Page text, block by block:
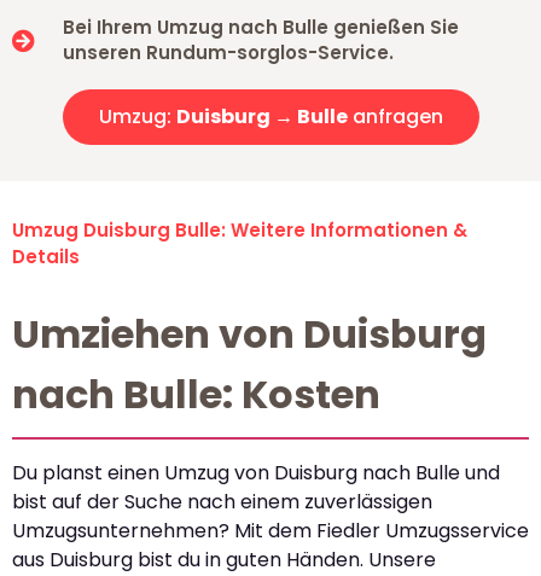
Bei Ihrem Umzug nach Bulle genießen Sie
unseren Rundum-sorglos-Service.
Umzug: Duisburg → Bulleanfragen
Umzug Duisburg Bulle: Weitere Informationen &
Details
Umziehen von Duisburg
nach Bulle: Kosten
Du planst einen Umzug von Duisburg nach Bulle und
bist auf der Suche nach einem zuverlässigen
Umzugsunternehmen? Mit dem Fiedler Umzugsservice
aus Duisburg bist du in guten Händen. Unsere